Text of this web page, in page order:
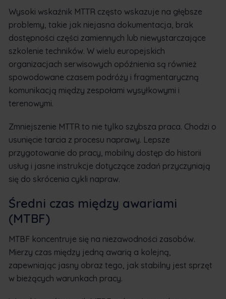
Wysoki wskaźnik MTTR często wskazuje na głębsze
problemy, takie jak niejasna dokumentacja, brak
dostępności części zamiennych lub niewystarczające
szkolenie techników. W wielu europejskich
organizacjach serwisowych opóźnienia są również
spowodowane czasem podróży i fragmentaryczną
komunikacją między zespołami wysyłkowymi i
terenowymi.
Zmniejszenie MTTR to nie tylko szybsza praca. Chodzi o
usunięcie tarcia z procesu naprawy. Lepsze
przygotowanie do pracy, mobilny dostęp do historii
usług i jasne instrukcje dotyczące zadań przyczyniają
się do skrócenia cykli napraw.
Średni czas między awariami
(MTBF)
MTBF koncentruje się na niezawodności zasobów.
Mierzy czas między jedną awarią a kolejną,
zapewniając jasny obraz tego, jak stabilny jest sprzęt
w bieżących warunkach pracy.